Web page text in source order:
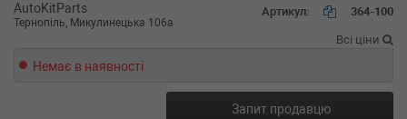
AutoKitParts
Тернопіль, Микулинецька 106а
Артикул: 364-100
Всі ціни
Немає в наявності
Запит продавцю